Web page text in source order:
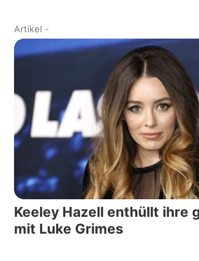
Artikel -
Keeley Hazell enthüllt ihre
mit Luke Grimes